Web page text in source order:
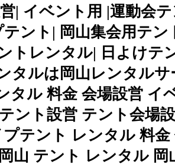
| イベント用 |運動会
ント| 岡山集会用テ
トレンタル| 日よけテ
タルは岡山レンタルサ
タル 料金 会場設営 イ
ント設営 テント会場
プテント レンタル 料
山 テント レンタル